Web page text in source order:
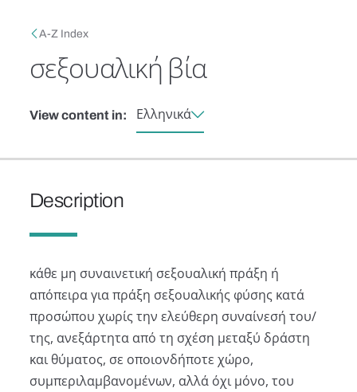
Breadcrumb
A-Z Index
σεξουαλική βία
View content in: Ελληνικά
Description
κάθε μη συναινετική σεξουαλική πράξη ή
απόπειρα για πράξη σεξουαλικής φύσης κατά
προσώπου χωρίς την ελεύθερη συναίνεσή του/
της, ανεξάρτητα από τη σχέση μεταξύ δράστη
και θύματος, σε οποιονδήποτε χώρο,
συμπεριλαμβανομένων, αλλά όχι μόνο, του